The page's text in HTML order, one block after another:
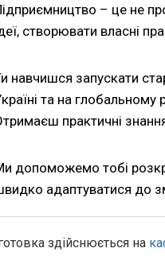
– це не
створювати власні
навчишся запускати
та на глобальному
практичні
допоможемо тобі
адаптуватися до
здійснюється на